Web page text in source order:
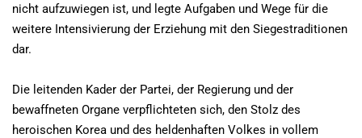
nicht aufzuwiegen ist, und legte Aufgaben und Wege für die
weitere Intensivierung der Erziehung mit den Siegestraditionen
dar.
Die leitenden Kader der Partei, der Regierung und der
bewaffneten Organe verpflichteten sich, den Stolz des
heroischen Korea und des heldenhaften Volkes in vollem